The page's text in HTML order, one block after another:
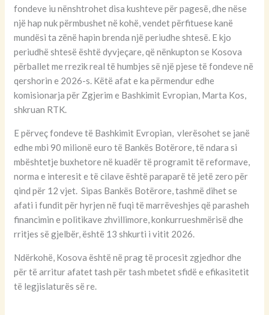
fondeve iu nënshtrohet disa kushteve për pagesë, dhe nëse
një hap nuk përmbushet në kohë, vendet përfituese kanë
mundësi ta zënë hapin brenda një periudhe shtesë. E kjo
periudhë shtesë është dyvjeçare, që nënkupton se Kosova
përballet me rrezik real të humbjes së një pjese të fondeve në
qershorin e 2026-s. Këtë afat e ka përmendur edhe
komisionarja për Zgjerim e Bashkimit Evropian, Marta Kos,
shkruan RTK.
E përveç fondeve të Bashkimit Evropian, vlerësohet se janë
edhe mbi 90 milionë euro të Bankës Botërore, të ndara si
mbështetje buxhetore në kuadër të programit të reformave,
norma e interesit e të cilave është paraparë të jetë zero për
qind për 12 vjet. Sipas Bankës Botërore, tashmë dihet se
afati i fundit për hyrjen në fuqi të marrëveshjes që parasheh
financimin e politikave zhvillimore, konkurrueshmërisë dhe
rritjes së gjelbër, është 13 shkurti i vitit 2026.
Ndërkohë, Kosova është në prag të procesit zgjedhor dhe
për të arritur afatet tash për tash mbetet sfidë e efikasitetit
të legjislaturës së re.